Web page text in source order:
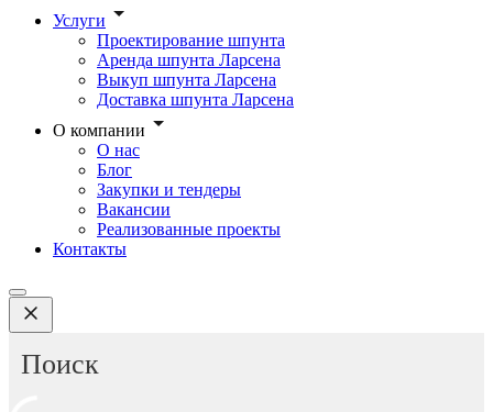
Услуги
Проектирование шпунта
Аренда шпунта Ларсена
Выкуп шпунта Ларсена
Доставка шпунта Ларсена
О компании
О нас
Блог
Закупки и тендеры
Вакансии
Реализованные проекты
Контакты